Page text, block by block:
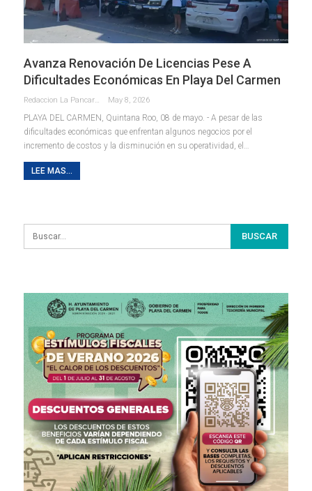
Avanza Renovación De Licencias Pese A
Dificultades Económicas En Playa Del Carmen
Redaccion La Pancarta De Quintana Roo May 8, 2026
PLAYA DEL CARMEN, Quintana Roo, 08 de mayo. - A pesar de las
dificultades económicas que enfrentan algunos negocios por el
incremento de costos y la disminución en su operatividad, el …
LEE MAS...